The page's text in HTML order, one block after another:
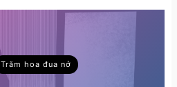
Trăm hoa đua nở